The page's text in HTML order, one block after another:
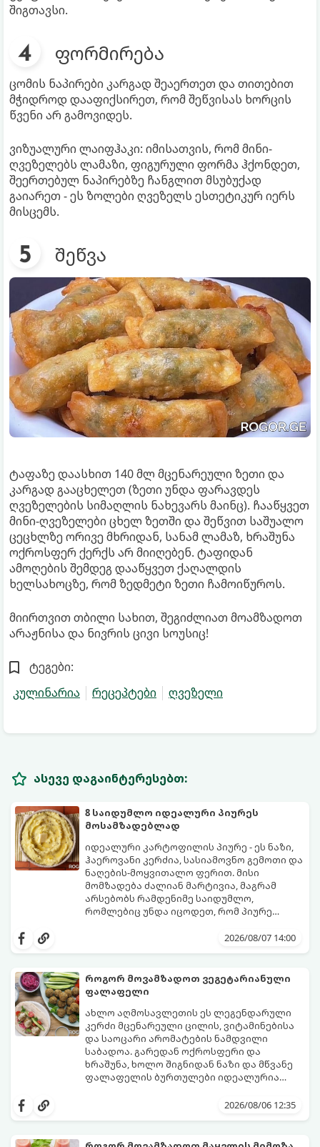
შიგთავსი.
ფორმირება
ცომის ნაპირები კარგად შეაერთეთ და თითებით
მჭიდროდ დააფიქსირეთ, რომ შეწვისას ხორცის
წვენი არ გამოვიდეს.
ვიზუალური ლაიფჰაკი: იმისათვის, რომ მინი-
ღვეზელებს ლამაზი, ფიგურული ფორმა ჰქონდეთ,
შეერთებულ ნაპირებზე ჩანგლით მსუბუქად
გაიარეთ - ეს ზოლები ღვეზელს ესთეტიკურ იერს
მისცემს.
შეწვა
ტაფაზე დაასხით 140 მლ მცენარეული ზეთი და
კარგად გააცხელეთ (ზეთი უნდა ფარავდეს
ღვეზელების სიმაღლის ნახევარს მაინც). ჩააწყვეთ
მინი-ღვეზელები ცხელ ზეთში და შეწვით საშუალო
ცეცხლზე ორივე მხრიდან, სანამ ლამაზ, ხრაშუნა
ოქროსფერ ქერქს არ მიიღებენ. ტაფიდან
ამოღების შემდეგ დააწყვეთ ქაღალდის
ხელსახოცზე, რომ ზედმეტი ზეთი ჩამოიწუროს.
მიირთვით თბილი სახით, შეგიძლიათ მოამზადოთ
არაჟნისა და ნივრის ცივი სოუსიც!
ტეგები:
კულინარია
რეცეპტები ღვეზელი
ასევე დაგაინტერესებთ:
8 საიდუმლო იდეალური პიურეს
მოსამზადებლად
იდეალური კარტოფილის პიურე - ეს ნაზი,
ჰაეროვანი კერძია, სასიამოვნო გემოთი და
ნაღების-მოყვითალო ფერით. მისი
მომზადება ძალიან მარტივია, მაგრამ
არსებობს რამდენიმე საიდუმლო,
რომლებიც უნდა იცოდეთ, რომ პიურე
2026/08/07 14:00
როგორ მოვამზადოთ ვეგეტარიანული
ფალაფელი
ახლო აღმოსავლეთის ეს ლეგენდარული
კერძი მცენარეული ცილის, ვიტამინებისა
და საოცარი არომატების ნამდვილი
საბადოა. გარედან ოქროსფერი და
ხრაშუნა, ხოლო შიგნიდან ნაზი და მწვანე
ფალაფელის ბურთულები იდეალურია
სალათებთან ერთად ან ტახინის (სესამის)
მდგომარეობს, რომ გამოიყენება
შეწვისას ფორმა იდეალურად შეინარჩუნოს
2026/08/06 12:35